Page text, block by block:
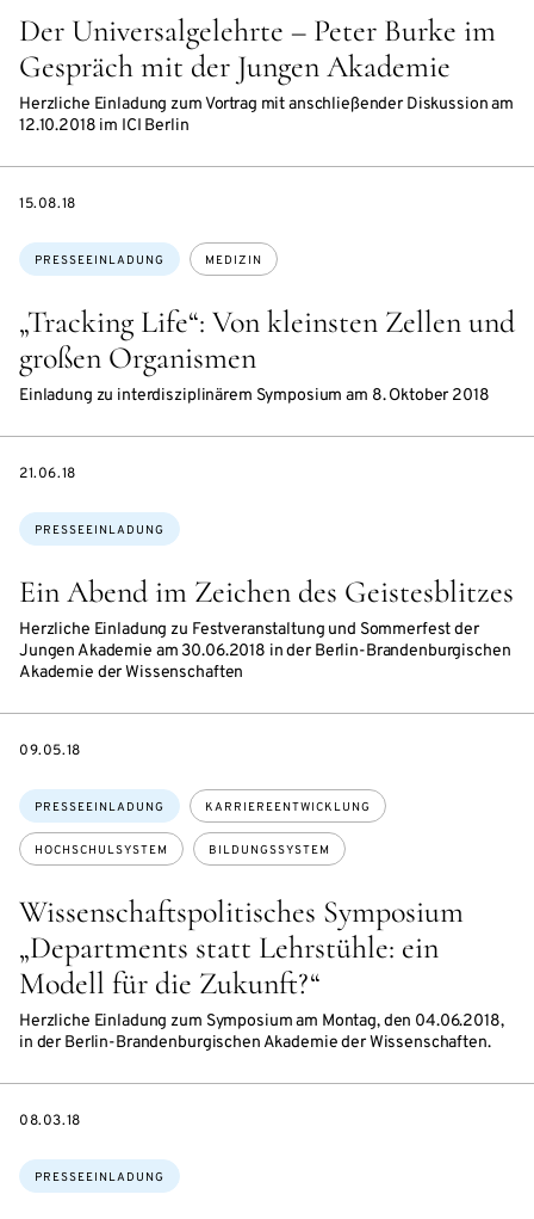
Der Universalgelehrte – Peter Burke im
Gespräch mit der Jungen Akademie
Herzliche Einladung zum Vortrag mit anschließender Diskussion am
12.10.2018 im ICI Berlin
„Tracking Life“: Von kleinsten Zellen und
großen Organismen
Einladung zu interdisziplinärem Symposium am 8. Oktober 2018
Themen:
PRESSEEINLADUNG MEDIZIN
DATE
15.08.18
Ein Abend im Zeichen des Geistesblitzes
Herzliche Einladung zu Festveranstaltung und Sommerfest der
Jungen Akademie am 30.06.2018 in der Berlin-Brandenburgischen
Akademie der Wissenschaften
Themen:
PRESSEEINLADUNG
DATE
21.06.18
Wissenschaftspolitisches Symposium
„Departments statt Lehrstühle: ein
Modell für die Zukunft?“
Herzliche Einladung zum Symposium am Montag, den 04.06.2018,
in der Berlin-Brandenburgischen Akademie der Wissenschaften.
Themen:
PRESSEEINLADUNG KARRIEREENTWICKLUNG
HOCHSCHULSYSTEM BILDUNGSSYSTEM
DATE
09.05.18
Themen:
PRESSEEINLADUNG
DATE
08.03.18